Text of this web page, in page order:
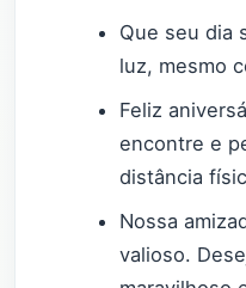
Que seu dia
luz, mesmo
Feliz
encontre e
distância
Nossa
valioso.